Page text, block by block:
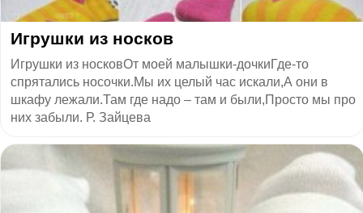
Игрушки из носков
Игрушки из носковОт моей малышки-дочкиГде-то
спрятались носочки.Мы их целый час искали,А они в
шкафу лежали.Там где надо – там и были,Просто мы про
них забыли. Р. Зайцева